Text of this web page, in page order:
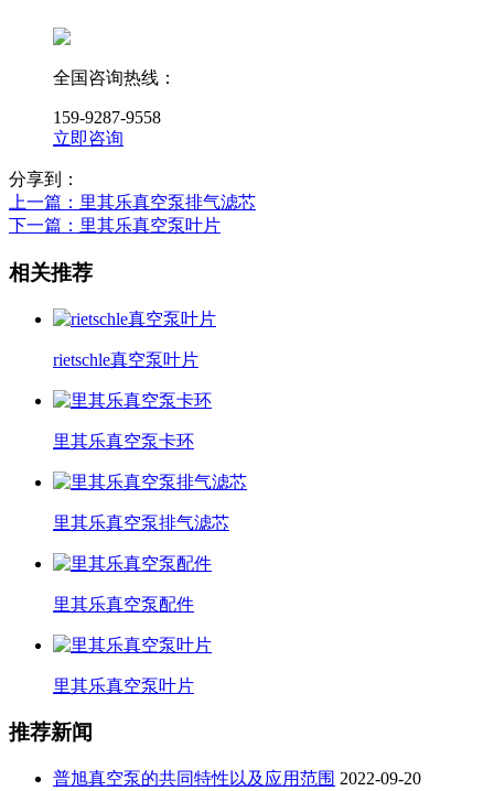
全国咨询热线：
159-9287-9558
立即咨询
分享到：
上一篇 ：里其乐真空泵排气滤芯
下一篇 ：里其乐真空泵叶片
相关推荐
rietschle真空泵叶片
里其乐真空泵卡环
里其乐真空泵排气滤芯
里其乐真空泵配件
里其乐真空泵叶片
推荐新闻
普旭真空泵的共同特性以及应用范围 2022-09-20